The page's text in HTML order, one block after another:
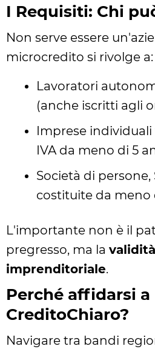
I Requisiti: Chi
Non serve essere
microcredito si rivolge a:
Lavoratori
(anche iscritti agli
Imprese
IVA da meno di 5
Società di
costituite da meno
L'importante non è il
pregresso, ma la
imprenditoriale.
Perché affidarsi a
CreditoChiaro?
Navigare tra bandi